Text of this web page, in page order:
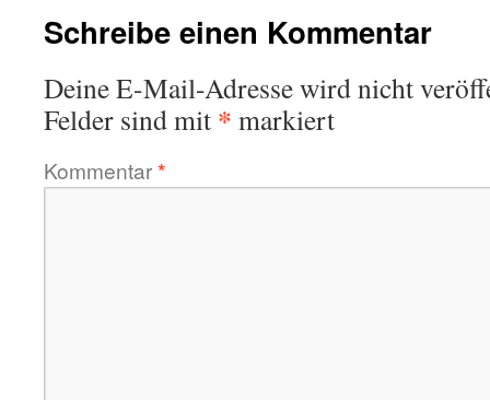
Schreibe einen Kommentar
Deine E-Mail-Adresse wird nicht
Felder sind mit * markiert
Kommentar*